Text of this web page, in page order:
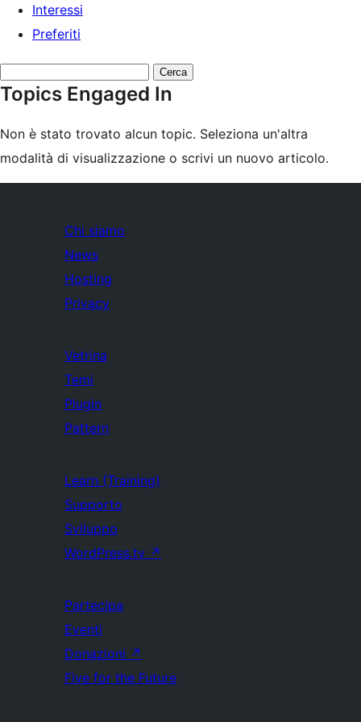
Interessi
Preferiti
topic:
Topics Engaged In
Non è stato trovato alcun topic. Seleziona un'altra
modalità di visualizzazione o scrivi un nuovo articolo.
Chi siamo
News
Hosting
Privacy
Vetrina
Temi
Plugin
Pattern
Learn (Training)
Supporto
Sviluppo
WordPress.tv ↗
Partecipa
Eventi
Donazioni ↗
Five for the Future